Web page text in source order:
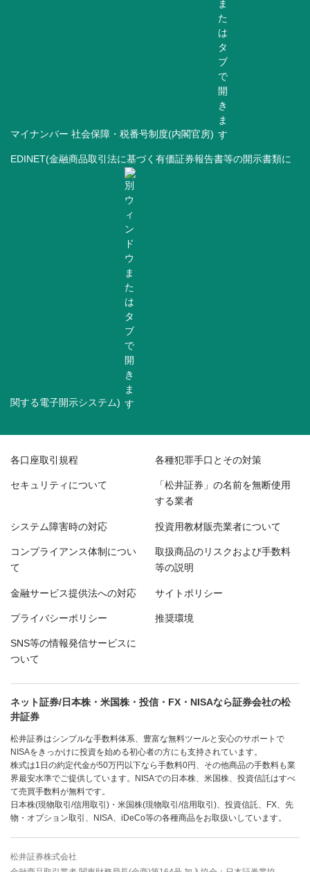
マイナンバー 社会保障・税番号制度(内閣官房)
EDINET(金融商品取引法に基づく有価証券報告書等の開示書類に
関する電子開示システム)
各口座取引規程 各種犯罪手口とその対策
セキュリティについて 「松井証券」の名前を無断使用
する業者
システム障害時の対応 投資用教材販売業者について
コンプライアンス体制につい
て
取扱商品のリスクおよび手数料
等の説明
金融サービス提供法への対応 サイトポリシー
プライバシーポリシー 推奨環境
SNS等の情報発信サービスに
ついて
ネット証券/日本株・米国株・投信・FX・NISAなら証券会社の松
井証券
松井証券はシンプルな手数料体系、豊富な無料ツールと安心のサポートで
NISAをきっかけに投資を始める初心者の方にも支持されています。
株式は1日の約定代金が50万円以下なら手数料0円、その他商品の手数料も業
界最安水準でご提供しています。NISAでの日本株、米国株、投資信託はすべ
て売買手数料が無料です。
日本株(現物取引/信用取引)・米国株(現物取引/信用取引)、投資信託、FX、先
物・オプション取引、NISA、iDeCo等の各種商品をお取扱いしています。
松井証券株式会社